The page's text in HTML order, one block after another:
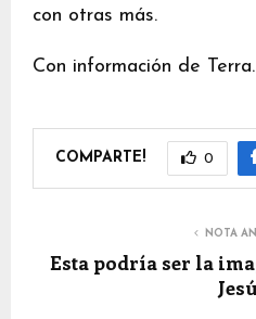
con otras más.
Con información de Terra.
COMPARTE! 0
NOTA
Esta podría ser la